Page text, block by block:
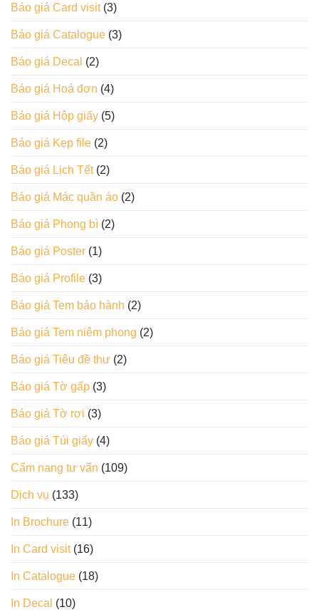
Báo giá Card visit(3)
Báo giá Catalogue (3)
Báo giá Decal (2)
Báo giá Hoá đơn (4)
Báo giá Hộp giấy (5)
Báo giá Kẹp file (2)
Báo giá Lịch Tết(2)
Báo giá Mác quần áo (2)
Báo giá Phong bì (2)
Báo giá Poster (1)
Báo giá Profile (3)
Báo giá Tem bảo hành (2)
Báo giá Tem niêm phong (2)
Báo giá Tiêu đề thư (2)
Báo giá Tờ gấp (3)
Báo giá Tờ rơi (3)
Báo giá Túi giấy (4)
Cẩm nang tư vấn (109)
Dịch vụ (133)
In Brochure (11)
In Card visit(16)
In Catalogue (18)
In Decal (10)